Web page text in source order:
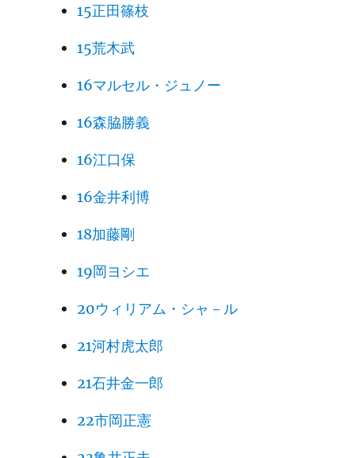
15正田篠枝
15荒木武
16マルセル・ジュノー
16森脇勝義
16江口保
16金井利博
18加藤剛
19岡ヨシエ
20ウィリアム・シャ－ル
21河村虎太郎
21石井金一郎
22市岡正憲